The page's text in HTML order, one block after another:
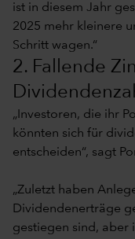
ist in diesem Jahr
2025 mehr kleinere
Schritt wagen.“
2. Fallende
„Investoren, die ihr
könnten sich für
entscheiden“, sagt
„Zuletzt haben
Dividendenerträge
gestiegen sind, aber